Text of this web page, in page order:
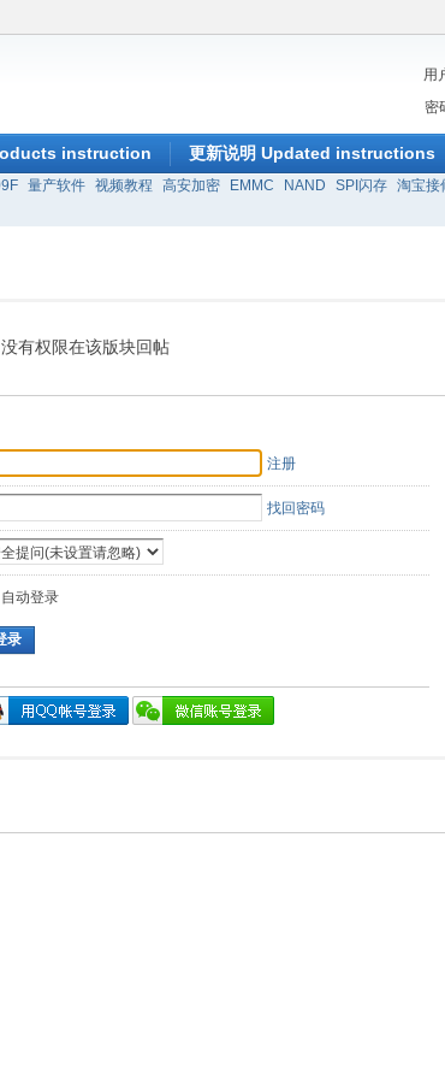
用
密
instruction 更新说明 Updated instructions
量产软件 视频教程 高安加密 EMMC NAND SPI闪存 淘宝接
有权限在该版块回帖
注册
找回密码
自动登录
录